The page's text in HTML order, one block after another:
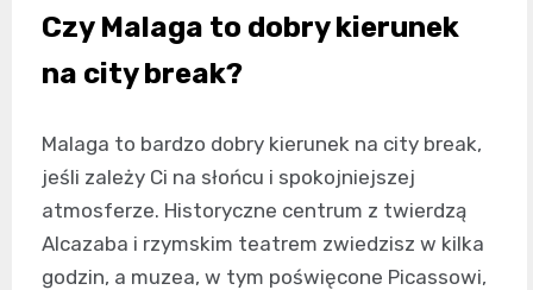
Czy Malaga to dobry kierunek
na city break?
Malaga to bardzo dobry kierunek na city break,
jeśli zależy Ci na słońcu i spokojniejszej
atmosferze. Historyczne centrum z twierdzą
Alcazaba i rzymskim teatrem zwiedzisz w kilka
godzin, a muzea, w tym poświęcone Picassowi,